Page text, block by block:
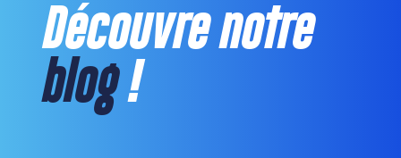
Découvre notre
blog!